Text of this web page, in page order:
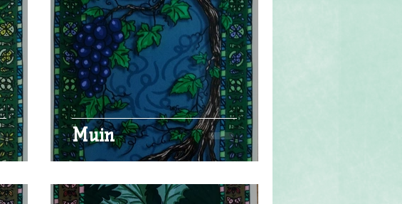
Numérologie Objets de pouvoir
Tarot
Muin